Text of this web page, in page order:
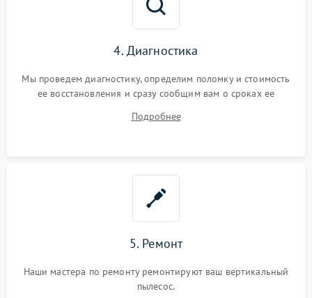
4. Диагностика
Мы проведем диагностику, определим поломку и стоимость
ее восстановления и сразу сообщим вам о сроках ее
Подробнее
5. Ремонт
Наши мастера по ремонту ремонтируют ваш вертикальный
пылесос.